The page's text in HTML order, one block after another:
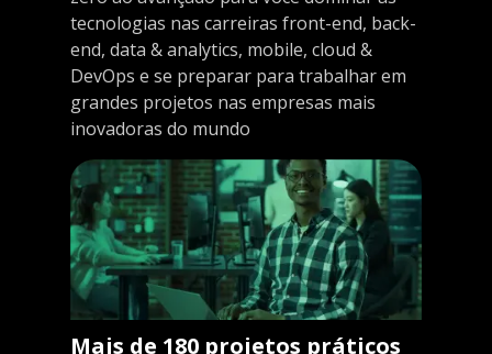
tecnologias nas carreiras front-end, back-
end, data & analytics, mobile, cloud &
DevOps e se preparar para trabalhar em
grandes projetos nas empresas mais
inovadoras do mundo
Mais de 180 projetos práticos